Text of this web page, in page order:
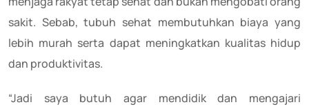
sakit. Sebab, tubuh sehat membutuhkan biaya yang
lebih murah serta dapat meningkatkan kualitas hidup
dan produktivitas.
“Jadi saya butuh agar mendidik dan mengajari